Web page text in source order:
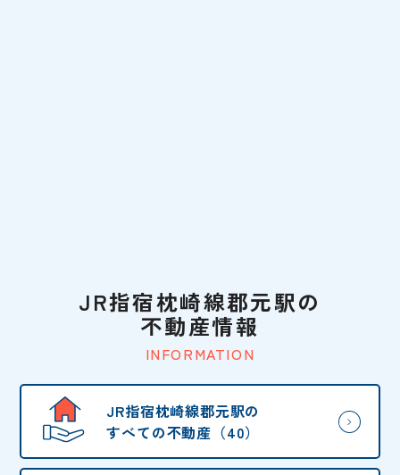
INFORMATION
JR指宿枕崎線郡元駅の
不動産情報
JR指宿枕崎線郡元駅の
すべての不動産（40）